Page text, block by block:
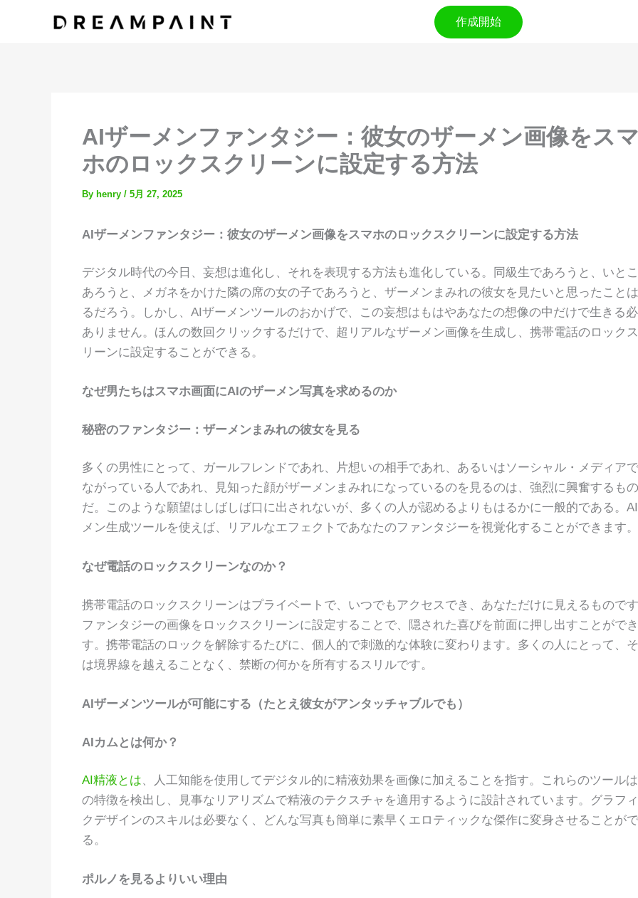
作成開始
AIザーメンファンタジー：彼女のザーメン画像をスマ
ホのロックスクリーンに設定する方法
By henry / 5月 27, 2025
AIザーメンファンタジー：彼女のザーメン画像をスマホのロックスクリーンに設定する方法
デジタル時代の今日、妄想は進化し、それを表現する方法も進化している。同級生であろうと、いと
あろうと、メガネをかけた隣の席の女の子であろうと、ザーメンまみれの彼女を見たいと思ったこと
るだろう。しかし、AIザーメンツールのおかげで、この妄想はもはやあなたの想像の中だけで生きる
ありません。ほんの数回クリックするだけで、超リアルなザーメン画像を生成し、携帯電話のロック
リーンに設定することができる。
なぜ男たちはスマホ画面にAIのザーメン写真を求めるのか
秘密のファンタジー：ザーメンまみれの彼女を見る
多くの男性にとって、ガールフレンドであれ、片想いの相手であれ、あるいはソーシャル・メディア
ながっている人であれ、見知った顔がザーメンまみれになっているのを見るのは、強烈に興奮するもの
だ。このような願望はしばしば口に出されないが、多くの人が認めるよりもはるかに一般的である。
メン生成ツールを使えば、リアルなエフェクトであなたのファンタジーを視覚化することができます。
なぜ電話のロックスクリーンなのか？
携帯電話のロックスクリーンはプライベートで、いつでもアクセスでき、あなただけに見えるものです
ファンタジーの画像をロックスクリーンに設定することで、隠された喜びを前面に押し出すことがで
す。携帯電話のロックを解除するたびに、個人的で刺激的な体験に変わります。多くの人にとって、
は境界線を越えることなく、禁断の何かを所有するスリルです。
AIザーメンツールが可能にする（たとえ彼女がアンタッチャブルでも）
AIカムとは何か？
AI精液とは、人工知能を使用してデジタル的に精液効果を画像に加えることを指す。これらのツール
の特徴を検出し、見事なリアリズムで精液のテクスチャを適用するように設計されています。グラフ
クデザインのスキルは必要なく、どんな写真も簡単に素早くエロティックな傑作に変身させることが
る。
ポルノを見るよりいい理由